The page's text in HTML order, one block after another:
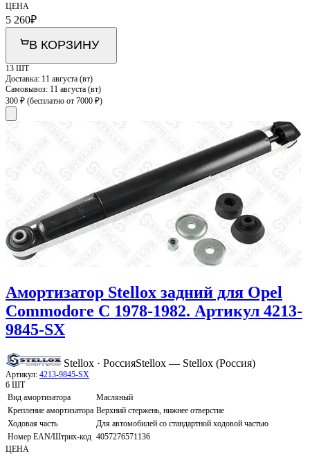
ЦЕНА
5 260₽
В КОРЗИНУ
13 ШТ
Доставка: 11 августа (вт)
Самовывоз: 11 августа (вт)
300 ₽ (бесплатно от 7000 ₽)
Амортизатор Stellox задний для Opel
Commodore C 1978-1982. Артикул 4213-
9845-SX
Stellox · РоссияStellox — Stellox (Россия)
Артикул: 4213-9845-SX
6 ШТ
Вид амортизатора
Масляный
Крепление амортизатора Верхний стержень, нижнее отверстие
Ходовая часть
Для автомобилей со стандартной ходовой частью
Номер EAN/Штрих-код 4057276571136
ЦЕНА